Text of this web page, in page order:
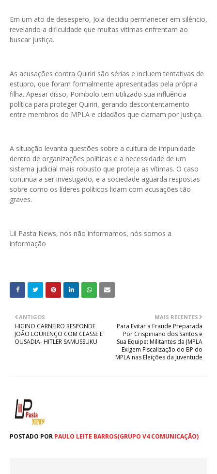
Em um ato de desespero, Joia decidiu permanecer em silêncio,
revelando a dificuldade que muitas vítimas enfrentam ao
buscar justiça.
As acusações contra Quiriri são sérias e incluem tentativas de
estupro, que foram formalmente apresentadas pela própria
filha. Apesar disso, Pombolo tem utilizado sua influência
política para proteger Quiriri, gerando descontentamento
entre membros do MPLA e cidadãos que clamam por justiça.
A situação levanta questões sobre a cultura de impunidade
dentro de organizações políticas e a necessidade de um
sistema judicial mais robusto que proteja as vítimas. O caso
continua a ser investigado, e a sociedade aguarda respostas
sobre como os líderes políticos lidam com acusações tão
graves.
Lil Pasta News, nós não informamos, nós somos a
informação
MAIS RECENTES
Para Evitar a Fraude Preparada
Por Crispiniano dos Santos e
Sua Equipe: Militantes da JMPLA
Exigem Fiscalização do BP do
MPLA nas Eleições da Juventude
ANTIGOS
HIGINO CARNEIRO RESPONDE
JOÃO LOURENÇO COM CLASSE E
OUSADIA- HITLER SAMUSSUKU
POSTADO POR PAULO LEITE BARROS(GRUPO V4 COMUNICAÇÃO)